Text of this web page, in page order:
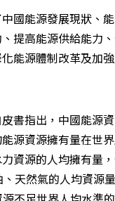
國能源發展現狀、
提高能源供給能力
能源體制改革及加
書指出，中國能源
源資源擁有量在世
資源的人均擁有量
天然氣的人均資源